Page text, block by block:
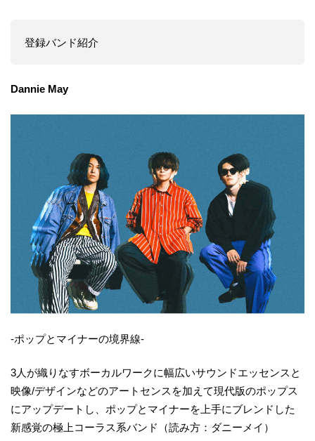
登録バンド紹介
Dannie May
-ポップとマイナーの境界線-
3人が織りなすボーカルワークに幅広いサウンドエッセンスと
映像/デザインなどのアートセンスを加えて現代版のポップス
にアップデートし、ポップとマイナーを上手にブレンドした
新感覚の極上コーラス系バンド（読み方：ダニーメイ）